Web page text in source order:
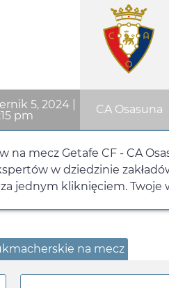
5, 2024|
pm
CA Osasuna
mecz Getafe CF - CA
w dziedzinie
jednym kliknięciem. Twoje
na mecz